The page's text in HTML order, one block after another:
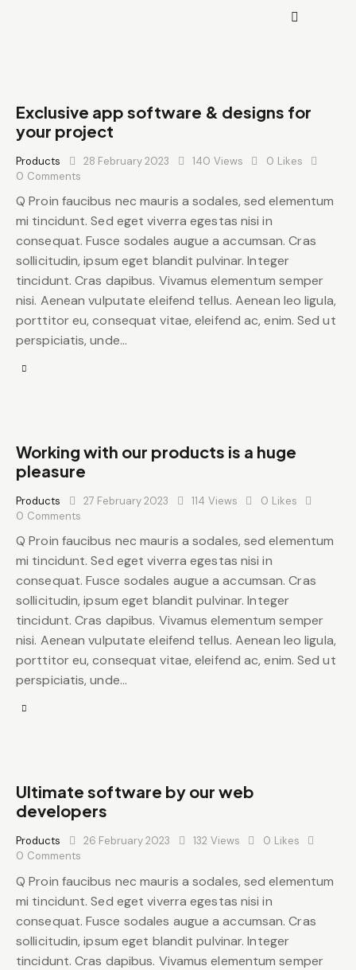
Exclusive app software & designs for
your project
Products 28 February 2023 140 Views 0 Likes
0 Comments
Q Proin faucibus nec mauris a sodales, sed elementum
mi tincidunt. Sed eget viverra egestas nisi in
consequat. Fusce sodales augue a accumsan. Cras
sollicitudin, ipsum eget blandit pulvinar. Integer
tincidunt. Cras dapibus. Vivamus elementum semper
nisi. Aenean vulputate eleifend tellus. Aenean leo ligula,
porttitor eu, consequat vitae, eleifend ac, enim. Sed ut
perspiciatis, unde…
Working with our products is a huge
pleasure
Products 27 February 2023 114 Views 0 Likes
0 Comments
Q Proin faucibus nec mauris a sodales, sed elementum
mi tincidunt. Sed eget viverra egestas nisi in
consequat. Fusce sodales augue a accumsan. Cras
sollicitudin, ipsum eget blandit pulvinar. Integer
tincidunt. Cras dapibus. Vivamus elementum semper
nisi. Aenean vulputate eleifend tellus. Aenean leo ligula,
porttitor eu, consequat vitae, eleifend ac, enim. Sed ut
perspiciatis, unde…
Ultimate software by our web
developers
Products 26 February 2023 132 Views 0 Likes
0 Comments
Q Proin faucibus nec mauris a sodales, sed elementum
mi tincidunt. Sed eget viverra egestas nisi in
consequat. Fusce sodales augue a accumsan. Cras
sollicitudin, ipsum eget blandit pulvinar. Integer
tincidunt. Cras dapibus. Vivamus elementum semper